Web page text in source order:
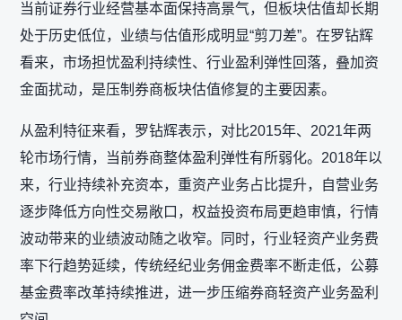
当前证券行业经营基本面保持高景气，但板块估值却长期
处于历史低位，业绩与估值形成明显“剪刀差”。在罗钻辉
看来，市场担忧盈利持续性、行业盈利弹性回落，叠加资
金面扰动，是压制券商板块估值修复的主要因素。
从盈利特征来看，罗钻辉表示，对比2015年、2021年两
轮市场行情，当前券商整体盈利弹性有所弱化。2018年以
来，行业持续补充资本，重资产业务占比提升，自营业务
逐步降低方向性交易敞口，权益投资布局更趋审慎，行情
波动带来的业绩波动随之收窄。同时，行业轻资产业务费
率下行趋势延续，传统经纪业务佣金费率不断走低，公募
基金费率改革持续推进，进一步压缩券商轻资产业务盈利